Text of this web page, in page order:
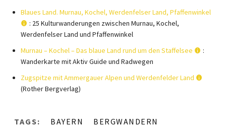
Blaues Land. Murnau, Kochel, Werdenfelser Land, Pfaffenwinkel
: 25 Kulturwanderungen zwischen Murnau, Kochel,
Werdenfelser Land und Pfaffenwinkel
Murnau – Kochel – Das blaue Land rund um den Staffelsee
:
Wanderkarte mit Aktiv Guide und Radwegen
Zugspitze mit Ammergauer Alpen und Werdenfelder Land
(Rother Bergverlag)
TAGS: BAYERN
BERGWANDERN